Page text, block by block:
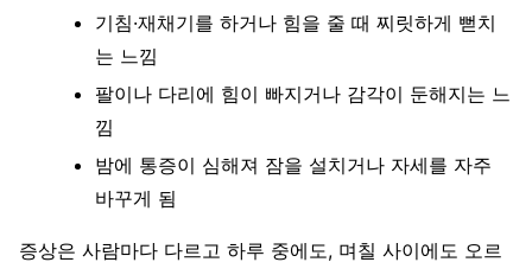
기침·재채기를 하거나 힘을 줄 때 찌릿하게 뻗치
는 느낌
팔이나 다리에 힘이 빠지거나 감각이 둔해지는 느
낌
밤에 통증이 심해져 잠을 설치거나 자세를 자주
바꾸게 됨
증상은 사람마다 다르고 하루 중에도, 며칠 사이에도 오르